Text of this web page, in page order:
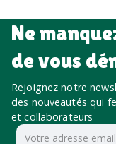
Ne
de vous
Rejoignez notre
des nouveautés qui
et collaborateurs